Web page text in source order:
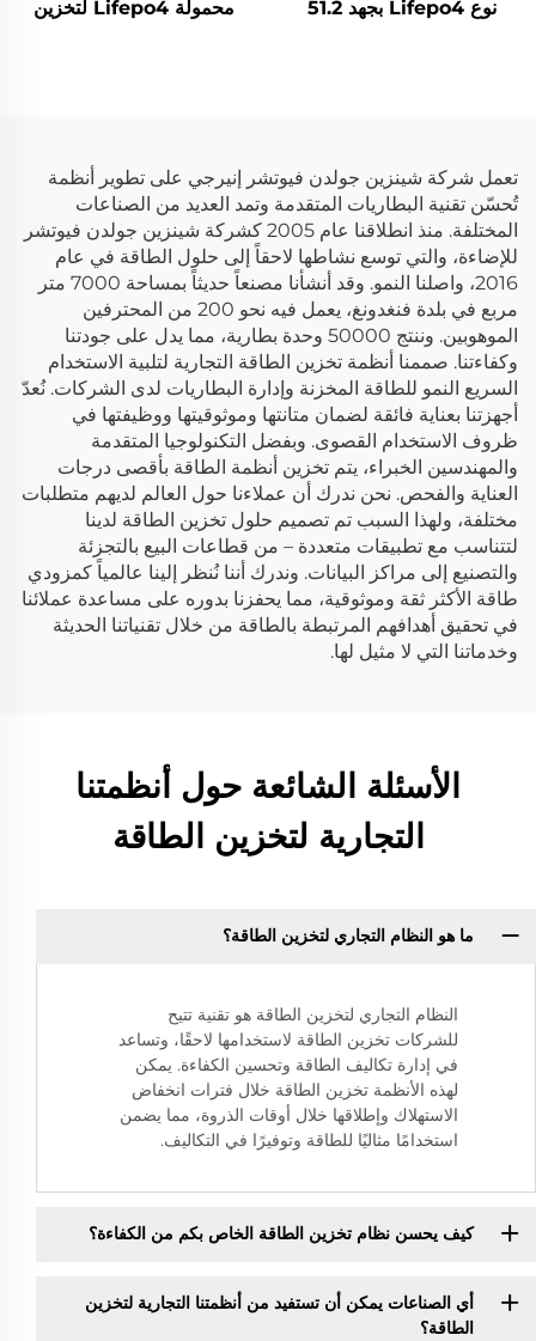
نوع Lifepo4 بجهد 51.2
محمولة Lifepo4 لتخزين
تعمل شركة شينزين جولدن فيوتشر إنيرجي على تطوير أنظمة
تُحسّن تقنية البطاريات المتقدمة وتمد العديد من الصناعات
المختلفة. منذ انطلاقنا عام 2005 كشركة شينزين جولدن فيوتشر
للإضاءة، والتي توسع نشاطها لاحقاً إلى حلول الطاقة في عام
2016، واصلنا النمو. وقد أنشأنا مصنعاً حديثاً بمساحة 7000 متر
مربع في بلدة فنغدونغ، يعمل فيه نحو 200 من المحترفين
الموهوبين. وننتج 50000 وحدة بطارية، مما يدل على جودتنا
وكفاءتنا. صممنا أنظمة تخزين الطاقة التجارية لتلبية الاستخدام
السريع النمو للطاقة المخزنة وإدارة البطاريات لدى الشركات. نُعدّ
أجهزتنا بعناية فائقة لضمان متانتها وموثوقيتها ووظيفتها في
ظروف الاستخدام القصوى. وبفضل التكنولوجيا المتقدمة
والمهندسين الخبراء، يتم تخزين أنظمة الطاقة بأقصى درجات
العناية والفحص. نحن ندرك أن عملاءنا حول العالم لديهم متطلبات
مختلفة، ولهذا السبب تم تصميم حلول تخزين الطاقة لدينا
لتتناسب مع تطبيقات متعددة – من قطاعات البيع بالتجزئة
والتصنيع إلى مراكز البيانات. وندرك أننا نُنظر إلينا عالمياً كمزودي
طاقة الأكثر ثقة وموثوقية، مما يحفزنا بدوره على مساعدة عملائنا
في تحقيق أهدافهم المرتبطة بالطاقة من خلال تقنياتنا الحديثة
وخدماتنا التي لا مثيل لها.
الأسئلة الشائعة حول أنظمتنا
التجارية لتخزين الطاقة
ما هو النظام التجاري لتخزين الطاقة؟
النظام التجاري لتخزين الطاقة هو تقنية تتيح
للشركات تخزين الطاقة لاستخدامها لاحقًا، وتساعد
في إدارة تكاليف الطاقة وتحسين الكفاءة. يمكن
لهذه الأنظمة تخزين الطاقة خلال فترات انخفاض
الاستهلاك وإطلاقها خلال أوقات الذروة، مما يضمن
استخدامًا مثاليًا للطاقة وتوفيرًا في التكاليف.
كيف يحسن نظام تخزين الطاقة الخاص بكم من الكفاءة؟
أي الصناعات يمكن أن تستفيد من أنظمتنا التجارية لتخزين
الطاقة؟